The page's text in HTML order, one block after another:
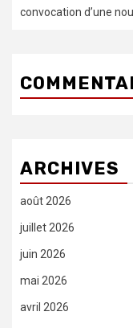
convocation d’une
ARCHIVES
août 2026
juillet 2026
juin 2026
mai 2026
avril 2026